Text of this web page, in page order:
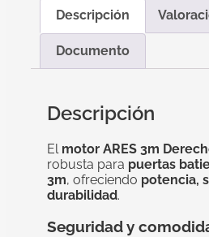
Descripción
Documento
Descripción
El motor ARES 3m
robusta para puertas
3m, ofreciendo potencia,
durabilidad.
Seguridad y